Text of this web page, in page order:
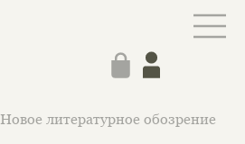
Новое литературное обозрение